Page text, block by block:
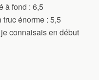
à fond : 6,5
énorme : 5,5
connaisais en début